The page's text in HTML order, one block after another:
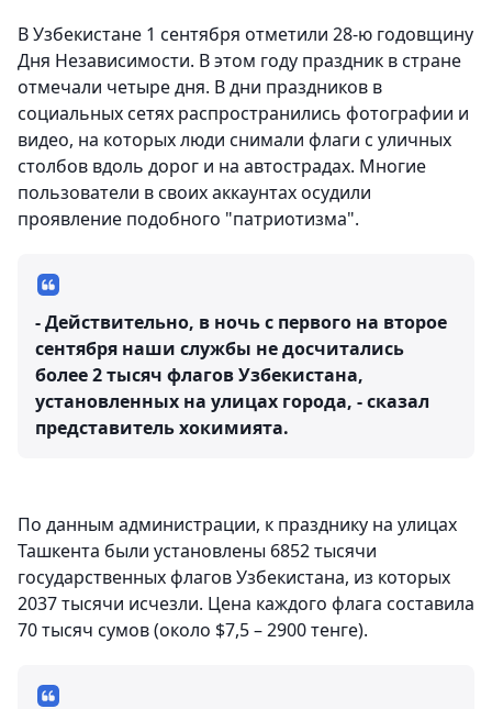
В Узбекистане 1 сентября отметили 28-ю годовщину
Дня Независимости. В этом году праздник в стране
отмечали четыре дня. В дни праздников в
социальных сетях распространились фотографии и
видео, на которых люди снимали флаги с уличных
столбов вдоль дорог и на автострадах. Многие
пользователи в своих аккаунтах осудили
проявление подобного "патриотизма".
- Действительно, в ночь с первого на второе
сентября наши службы не досчитались
более 2 тысяч флагов Узбекистана,
установленных на улицах города, - сказал
представитель хокимията.
По данным администрации, к празднику на улицах
Ташкента были установлены 6852 тысячи
государственных флагов Узбекистана, из которых
2037 тысячи исчезли. Цена каждого флага составила
70 тысяч сумов (около $7,5 – 2900 тенге).